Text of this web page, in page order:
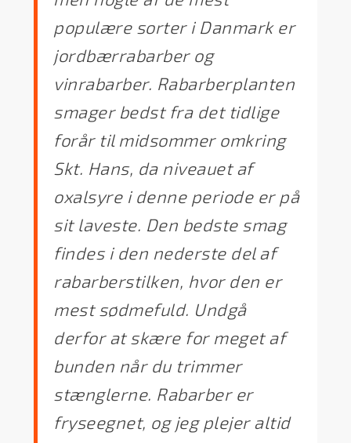
populære sorter i Danmark er
jordbærrabarber og
vinrabarber. Rabarberplanten
smager bedst fra det tidlige
forår til midsommer omkring
Skt. Hans, da niveauet af
oxalsyre i denne periode er på
sit laveste. Den bedste smag
findes i den nederste del af
rabarberstilken, hvor den er
mest sødmefuld. Undgå
derfor at skære for meget af
bunden når du trimmer
stænglerne. Rabarber er
fryseegnet, og jeg plejer altid